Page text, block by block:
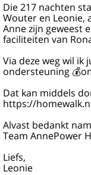
Die 217 nachten
Wouter en Leonie,
Anne zijn geweest
faciliteiten van
Via deze weg wil ik
ondersteuning
Dat kan middels
https://
Alvast bedankt
Team AnnePower
Liefs,
Leonie